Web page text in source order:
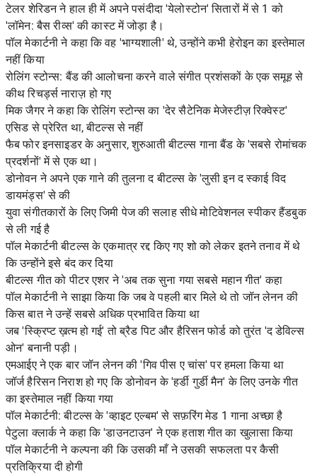
टेलर शेरिडन ने हाल ही में अपने पसंदीदा 'येलोस्टोन' सितारों में से 1 को
'लॉमेन: बैस रीव्स' की कास्ट में जोड़ा है।
पॉल मेकार्टनी ने कहा कि वह 'भाग्यशाली' थे, उन्होंने कभी हेरोइन का इस्तेमाल
नहीं किया
रोलिंग स्टोन्स: बैंड की आलोचना करने वाले संगीत प्रशंसकों के एक समूह से
कीथ रिचर्ड्स नाराज़ हो गए
मिक जैगर ने कहा कि रोलिंग स्टोन्स का 'देर सैटेनिक मेजेस्टीज़ रिक्वेस्ट'
एसिड से प्रेरित था, बीटल्स से नहीं
फैब फोर इनसाइडर के अनुसार, शुरुआती बीटल्स गाना बैंड के 'सबसे रोमांचक
प्रदर्शनों' में से एक था।
डोनोवन ने अपने एक गाने की तुलना द बीटल्स के 'लुसी इन द स्काई विद
डायमंड्स' से की
युवा संगीतकारों के लिए जिमी पेज की सलाह सीधे मोटिवेशनल स्पीकर हैंडबुक
से ली गई है
पॉल मेकार्टनी बीटल्स के एकमात्र रद्द किए गए शो को लेकर इतने तनाव में थे
कि उन्होंने इसे बंद कर दिया
बीटल्स गीत को पीटर एशर ने 'अब तक सुना गया सबसे महान गीत' कहा
पॉल मेकार्टनी ने साझा किया कि जब वे पहली बार मिले थे तो जॉन लेनन की
किस बात ने उन्हें सबसे अधिक प्रभावित किया था
जब 'स्क्रिप्ट ख़त्म हो गई' तो ब्रैड पिट और हैरिसन फोर्ड को तुरंत 'द डेविल्स
ओन' बनानी पड़ी।
एमआईए ने एक बार जॉन लेनन की 'गिव पीस ए चांस' पर हमला किया था
जॉर्ज हैरिसन निराश हो गए कि डोनोवन के 'हर्डी गुर्डी मैन' के लिए उनके गीत
का इस्तेमाल नहीं किया गया
पॉल मेकार्टनी: बीटल्स के 'व्हाइट एल्बम' से सफ़रिंग मेड 1 गाना अच्छा है
पेटुला क्लार्क ने कहा कि 'डाउनटाउन' ने एक हताश गीत का खुलासा किया
पॉल मेकार्टनी ने कल्पना की कि उसकी माँ ने उसकी सफलता पर कैसी
प्रतिक्रिया दी होगी